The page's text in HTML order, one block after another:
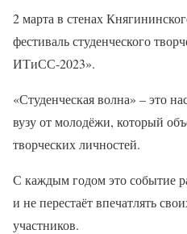
2 марта в стенах
фестиваль студенческого
ИТиСС-2023».
«Студенческая волна» – это
вузу от молодёжи, который
творческих личностей.
С каждым годом это событие
и не перестаёт впечатлять
участников.